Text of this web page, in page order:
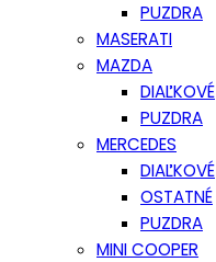
PUZDRA
MASERATI
MAZDA
DIAĽKOVÉ
PUZDRA
MERCEDES
DIAĽKOVÉ
OSTATNÉ
PUZDRA
MINI COOPER